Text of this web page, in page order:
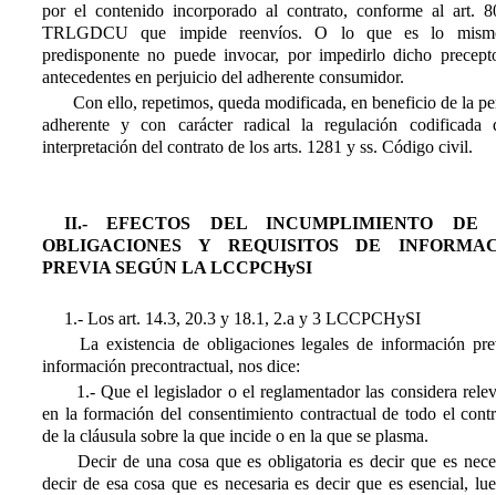
por el contenido incorporado al contrato, conforme al art.
TRLGDCU que impide reenvíos. O lo que es lo
predisponente no puede invocar, por impedirlo dicho
antecedentes en perjuicio del adherente consumidor.
Con ello, repetimos, queda modificada, en beneficio de la
adherente y con carácter radical la regulación codificada
interpretación del contrato de los arts. 1281 y ss. Código civil.
II.- EFECTOS DEL INCUMPLIMIENTO DE
OBLIGACIONES Y REQUISITOS DE
PREVIA SEGÚN LA LCCPCHySI
1.- Los art. 14.3, 20.3 y 18.1, 2.a y 3 LCCPCHySI
La existencia de obligaciones legales de información
información precontractual, nos dice:
1.- Que el legislador o el reglamentador las considera
en la formación del consentimiento contractual de todo el
de la cláusula sobre la que incide o en la que se plasma.
Decir de una cosa que es obligatoria es decir que es
decir de esa cosa que es necesaria es decir que es esencial,